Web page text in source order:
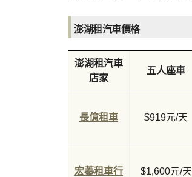
澎湖租汽車價格
澎湖租汽車
店家
五人座車
長億租車 $919元/天
宏蓁租車行 $1,600元/天